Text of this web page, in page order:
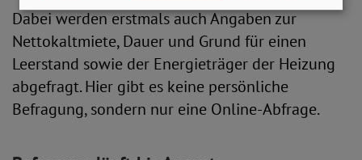
Dabei werden erstmals auch Angaben zur
Nettokaltmiete, Dauer und Grund für einen
Leerstand sowie der Energieträger der Heizung
abgefragt. Hier gibt es keine persönliche
Befragung, sondern nur eine Online-Abfrage.